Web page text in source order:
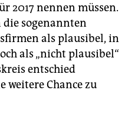
2017 nennen müssen.
sogenannten
als plausibel, in
als „nicht plausibel“
entschied
weitere Chance zu